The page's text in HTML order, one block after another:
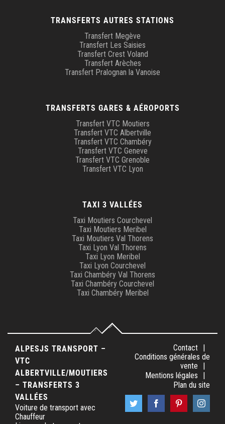
TRANSFERTS AUTRES STATIONS
Transfert Megève
Transfert Les Saisies
Transfert Crest Voland
Transfert Arèches
Transfert Pralognan la Vanoise
TRANSFERTS GARES & AÉROPORTS
Transfert VTC Moutiers
Transfert VTC Albertville
Transfert VTC Chambéry
Transfert VTC Geneve
Transfert VTC Grenoble
Transfert VTC Lyon
TAXI 3 VALLÉES
Taxi Moutiers Courchevel
Taxi Moutiers Meribel
Taxi Moutiers Val Thorens
Taxi Lyon Val Thorens
Taxi Lyon Meribel
Taxi Lyon Courchevel
Taxi Chambéry Val Thorens
Taxi Chambéry Courchevel
Taxi Chambéry Meribel
ALPESJS TRANSPORT –
VTC
ALBERTVILLE/MOUTIERS
– TRANSFERTS 3
VALLÉES
Voiture de transport avec
Chauffeur
Contact
Conditions générales de
vente
Mentions légales
Plan du site